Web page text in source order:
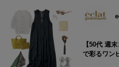
【50代 週
で彩るワン